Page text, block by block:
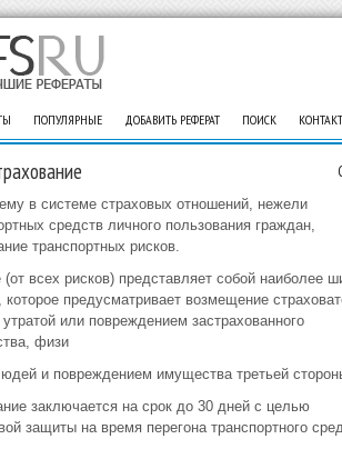
ПОПУЛЯРНЫЕ ДОБАВИТЬ РЕФЕРАТ ПОИСК
в системе страховых отношений, нежели
средств личного пользования граждан,
транспортных рисков.
(от всех рисков) представляет собой наиболее
которое предусматривает возмещение
или повреждением застрахованного
физи
и повреждением имущества третьей
заключается на срок до 30 дней с целью
защиты на время перегона транспортного